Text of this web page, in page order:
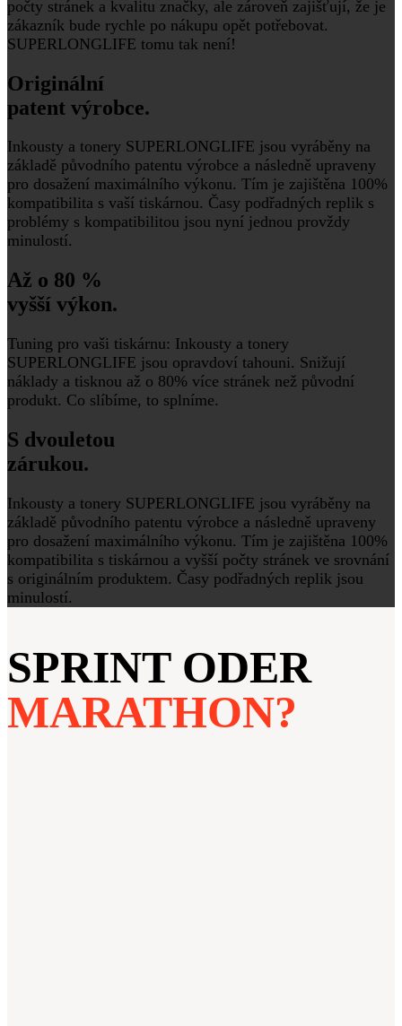
počty stránek a kvalitu značky, ale zároveň zajišťují, že je
zákazník bude rychle po nákupu opět potřebovat.
SUPERLONGLIFE tomu tak není!
Originální
patent výrobce.
Inkousty a tonery SUPERLONGLIFE jsou vyráběny na
základě původního patentu výrobce a následně upraveny
pro dosažení maximálního výkonu. Tím je zajištěna 100%
kompatibilita s vaší tiskárnou. Časy podřadných replik s
problémy s kompatibilitou jsou nyní jednou provždy
minulostí.
Až o 80 %
vyšší výkon.
Tuning pro vaši tiskárnu: Inkousty a tonery
SUPERLONGLIFE jsou opravdoví tahouni. Snižují
náklady a tisknou až o 80% více stránek než původní
produkt. Co slíbíme, to splníme.
S dvouletou
zárukou.
Inkousty a tonery SUPERLONGLIFE jsou vyráběny na
základě původního patentu výrobce a následně upraveny
pro dosažení maximálního výkonu. Tím je zajištěna 100%
kompatibilita s tiskárnou a vyšší počty stránek ve srovnání
s originálním produktem. Časy podřadných replik jsou
minulostí.
SPRINT ODER
MARATHON?